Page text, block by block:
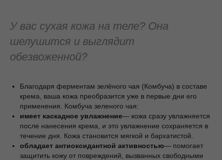
У вас сухая кожа на теле? Она
шелушится и выглядит
обезвоженной?
Благодаря ферментам зелёного чая (Комбуча) в составе
крема, ваша кожа преобразится уже в первые дни его
применения. Комбуча зеленого чая:
имеет каскадное увлажнение— кожа сразу увлажняется
после нанесения крема, и это увлажнение сохраняется в
течение дня. Кожа становится мягкой и бархатистой.
обладает антиоксидантной активностью— помогает
защитить кожу от повреждений, вызванных свободными